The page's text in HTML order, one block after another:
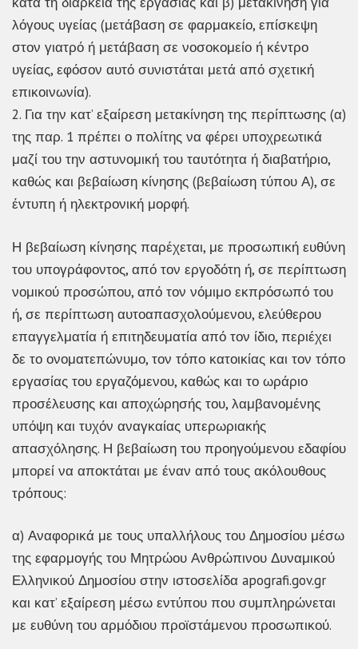
λόγους υγείας (μετάβαση σε φαρμακείο, επίσκεψη
στον γιατρό ή μετάβαση σε νοσοκομείο ή κέντρο
υγείας, εφόσον αυτό συνιστάται μετά από σχετική
επικοινωνία).
2. Για την κατ’ εξαίρεση μετακίνηση της περίπτωσης (α)
της παρ. 1 πρέπει ο πολίτης να φέρει υποχρεωτικά
μαζί του την αστυνομική του ταυτότητα ή διαβατήριο,
καθώς και βεβαίωση κίνησης (βεβαίωση τύπου Α), σε
έντυπη ή ηλεκτρονική μορφή.
Η βεβαίωση κίνησης παρέχεται, με προσωπική ευθύνη
του υπογράφοντος, από τον εργοδότη ή, σε περίπτωση
νομικού προσώπου, από τον νόμιμο εκπρόσωπό του
ή, σε περίπτωση αυτοαπασχολούμενου, ελεύθερου
επαγγελματία ή επιτηδευματία από τον ίδιο, περιέχει
δε το ονοματεπώνυμο, τον τόπο κατοικίας και τον τόπο
εργασίας του εργαζόμενου, καθώς και το ωράριο
προσέλευσης και αποχώρησής του, λαμβανομένης
υπόψη και τυχόν αναγκαίας υπερωριακής
απασχόλησης. Η βεβαίωση του προηγούμενου εδαφίου
μπορεί να αποκτάται με έναν από τους ακόλουθους
τρόπους:
α) Αναφορικά με τους υπαλλήλους του Δημοσίου μέσω
της εφαρμογής του Μητρώου Ανθρώπινου Δυναμικού
Ελληνικού Δημοσίου στην ιστοσελίδα apografi.gov.gr
και κατ’ εξαίρεση μέσω εντύπου που συμπληρώνεται
με ευθύνη του αρμόδιου προϊστάμενου προσωπικού.